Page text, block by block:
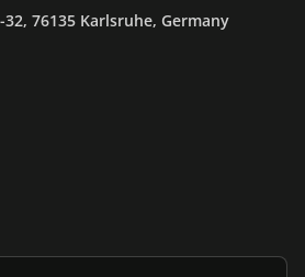
76135 Karlsruhe, Germany